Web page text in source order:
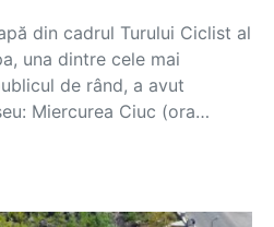
din cadrul Turului Ciclist al
una dintre cele mai
de rând, a avut
Miercurea Ciuc (ora…